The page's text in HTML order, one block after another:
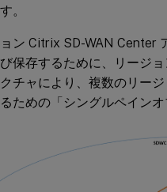
。
ン Citrix SD-WAN Center
保存するために、リージ
チャにより、複数のリー
ための「シングルペイン